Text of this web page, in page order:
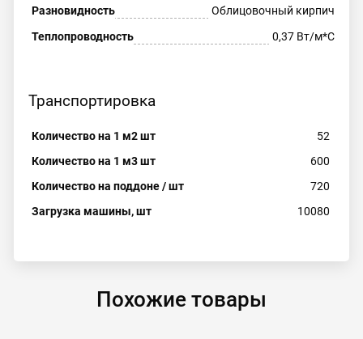
Разновидность
Облицовочный кирпич
Теплопроводность
0,37 Вт/м*С
Транспортировка
Количество на 1 м2 шт
52
Количество на 1 м3 шт
600
Количество на поддоне / шт
720
Загрузка машины, шт
10080
Похожие товары